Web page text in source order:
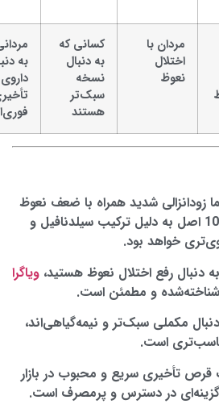
مردان با
اختلال
نعوظ
کسانی که
به دنبال
نسخه
سبک‌تر
هستند
به
داروی
زودانزالی شدید همراه با ضعف نعوظ
است، کینگ دول 100 اصل به دلیل ترکیب سیلدنافیل و
خواهد بود.
دنبال رفع اختلال نعوظ هستید، ویاگرا
شناخته‌شده و مطمئن است.
مکملی سبک‌تر و نیمه‌گیاهی‌اند،
است.
قرص تأخیری سریع و محبوب در بازار
گزینه‌ای در دسترس و پرمصرف است.